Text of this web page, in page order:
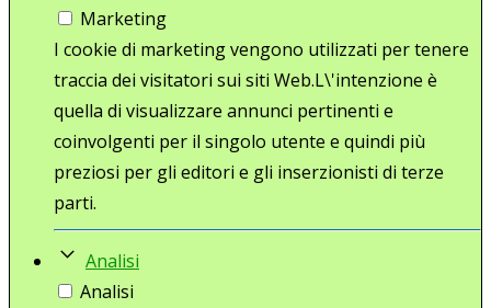
Marketing
I cookie di marketing vengono utilizzati per tenere
traccia dei visitatori sui siti Web.L\'intenzione è
quella di visualizzare annunci pertinenti e
coinvolgenti per il singolo utente e quindi più
preziosi per gli editori e gli inserzionisti di terze
parti.
Analisi
Analisi